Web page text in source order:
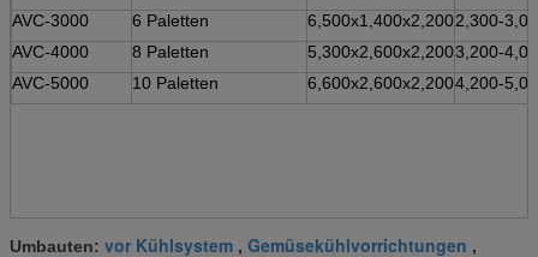
AVC-3000
6 Paletten 6,500x1,400x2,2002,300-
AVC-4000
8 Paletten 5,300x2,600x2,2003,200-
AVC-5000
10 Paletten 6,600x2,600x2,2004,200-
Umbauten: vor Kühlsystem , Gemüsekühlvorrichtungen ,